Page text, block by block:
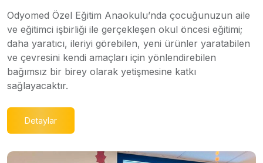
Odyomed Özel Eğitim Anaokulu’nda çocuğunuzun aile
ve eğitimci işbirliği ile gerçekleşen okul öncesi eğitimi;
daha yaratıcı, ileriyi görebilen, yeni ürünler yaratabilen
ve çevresini kendi amaçları için yönlendirebilen
bağımsız bir birey olarak yetişmesine katkı
sağlayacaktır.
Detaylar